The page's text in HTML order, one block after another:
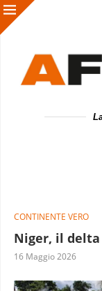
CONTINENTE VERO
Niger, il
16 Maggio 2026